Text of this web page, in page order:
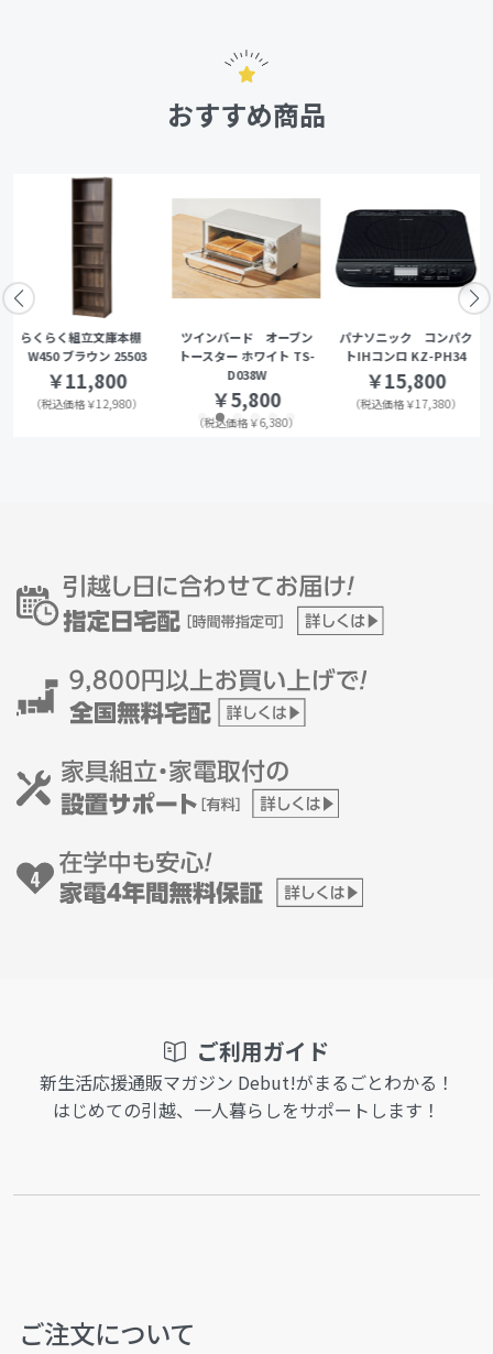
おすすめ商品
らくらく組立文庫本棚
W450 ブラウン 25503
￥11,800
（税込価格￥12,980）
ツインバード オーブン
トースター ホワイト TS-
D038W
￥5,800
（税込価格￥6,380）
パナソニック コンパク
トIHコンロ KZ-PH34
￥15,800
（税込価格￥17,380）
ご利用ガイド
新生活応援通販マガジン Debut!がまるごとわかる！
はじめての引越、一人暮らしをサポートします！
ご注文について